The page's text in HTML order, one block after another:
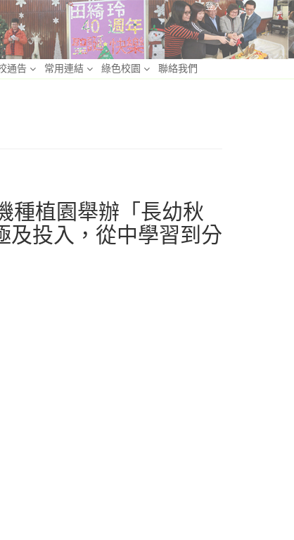
登入
通告 常用連結 綠色校園 聯絡我們
種植園舉辦「長幼秋
及投入，從中學習到分